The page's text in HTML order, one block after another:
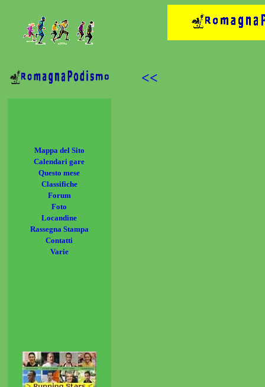
<<
Mappa del Sito
Calendari gare
Questo mese
Classifiche
Forum
Foto
Locandine
Rassegna Stampa
Contatti
Varie